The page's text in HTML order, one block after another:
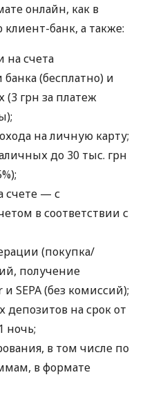
онлайн, как в
банк, а также:
на счета
(бесплатно) и
(3 грн за платеж
на личную карту;
до 30 тыс. грн
счете — с
в соответствии с
(покупка/
получение
SEPA (без комиссий);
на срок от
ночь;
в том числе по
в формате